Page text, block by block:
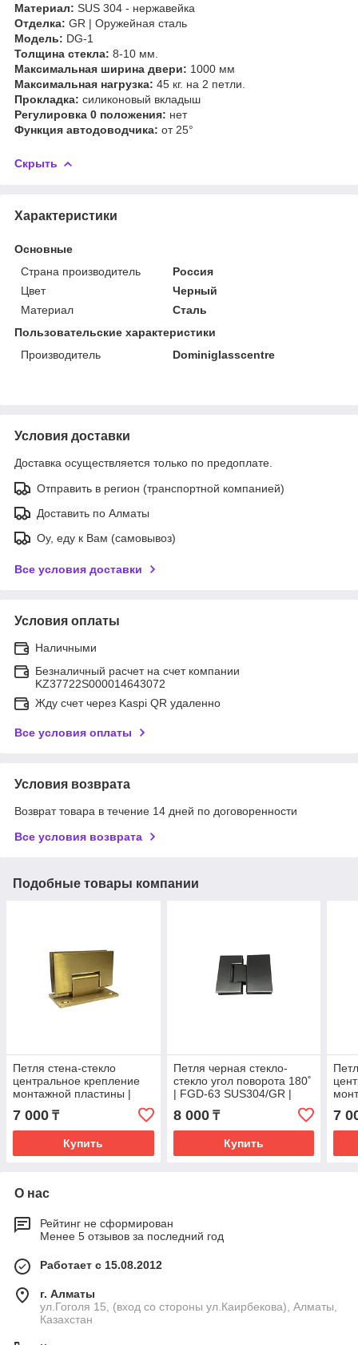
Материал: SUS 304 - нержавейка
Отделка: GR | Оружейная сталь
Модель: DG-1
Толщина стекла: 8-10 мм.
Максимальная ширина двери: 1000 мм
Максимальная нагрузка: 45 кг. на 2 петли.
Прокладка: силиконовый вкладыш
Регулировка 0 положения: нет
Функция автодоводчика: от 25°
Скрыть
Характеристики
Основные
Страна производитель
Россия
Цвет
Черный
Материал
Сталь
Пользовательские характеристики
Производитель
Dominiglasscentre
Условия доставки
Доставка осуществляется только по предоплате.
Отправить в регион (транспортной компанией)
Доставить по Алматы
Оу, еду к Вам (самовывоз)
Все условия доставки
Условия оплаты
Наличными
Безналичный расчет на счет компании
KZ37722S000014643072
Жду счет через Kaspi QR удаленно
Все условия оплаты
Условия возврата
Возврат товара в течение 14 дней по договоренности
Все условия возврата
Подобные товары компании
Петля стена-стекло
центральное крепление
монтажной пластины |
FGD-55 SUS304/GB |
Матовое золото
7 000 ₸
Купить
Петля черная стекло-
стекло угол поворота 180˚
| FGD-63 SUS304/GR |
Оружейная сталь
8 000₸
Купить
7
О нас
Рейтинг не сформирован
Менее 5 отзывов за последний год
Работает с 15.08.2012
г. Алматы
ул.Гоголя 15, (вход со стороны ул.Каирбекова), Алматы,
Казахстан